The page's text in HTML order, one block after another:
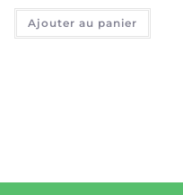
Ajouter au panier